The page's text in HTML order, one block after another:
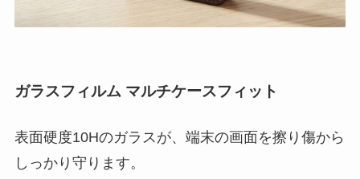
ガラスフィルム マルチケースフィット
表面硬度10Hのガラスが、端末の画面を擦り傷から
しっかり守ります。